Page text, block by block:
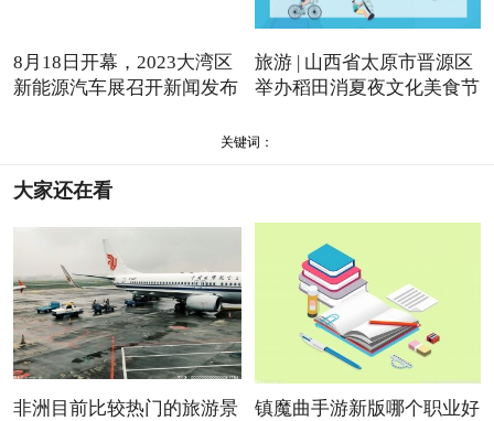
8月18日开幕，2023大湾区
新能源汽车展召开新闻发布
旅游 | 山西省太原市晋源区
举办稻田消夏夜文化美食节
关键词：
大家还在看
非洲目前比较热门的旅游景
镇魔曲手游新版哪个职业好